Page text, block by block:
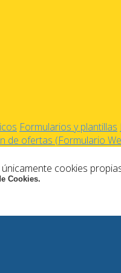
Formularios y plantillas
de ofertas (Formulario
cookies
Cookies.